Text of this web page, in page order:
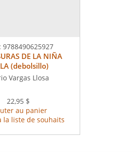
9788490625927
DE LA NIÑA
(debolsillo)
Vargas Llosa
22,95 $
au panier
la liste de souhaits